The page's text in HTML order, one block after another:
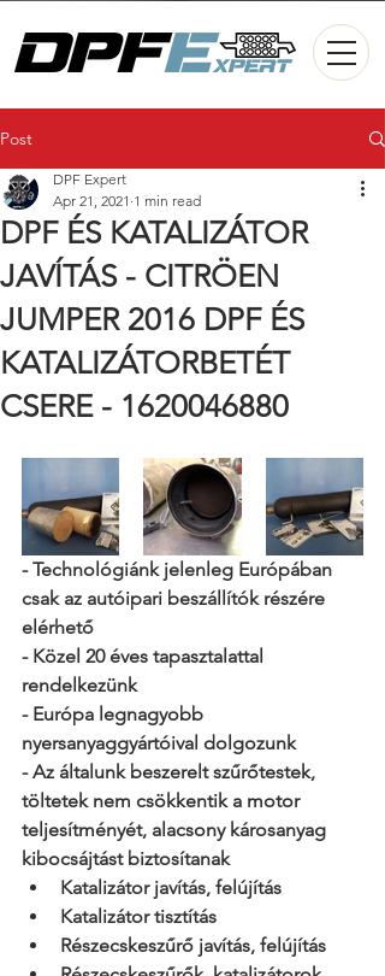
Post
DPF ÉS KATALIZÁTOR
JAVÍTÁS - CITRÖEN
JUMPER 2016 DPF ÉS
KATALIZÁTORBETÉT
CSERE - 1620046880
DPF Expert
Apr 21, 2021 1 min read
- Technológiánk jelenleg Európában
csak az autóipari beszállítók részére
elérhető
- Közel 20 éves tapasztalattal
rendelkezünk
- Európa legnagyobb
nyersanyaggyártóival dolgozunk
- Az általunk beszerelt szűrőtestek,
töltetek nem csökkentik a motor
teljesítményét, alacsony károsanyag
kibocsájtást biztosítanak
Katalizátor javítás, felújítás
Katalizátor tisztítás
Részecskeszűrő javítás, felújítás